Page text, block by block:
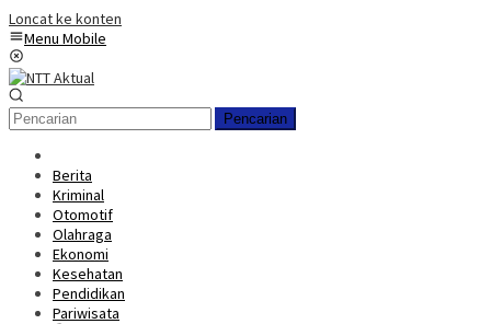
Loncat ke konten
Menu Mobile
Pencarian
Berita
Kriminal
Otomotif
Olahraga
Ekonomi
Kesehatan
Pendidikan
Pariwisata